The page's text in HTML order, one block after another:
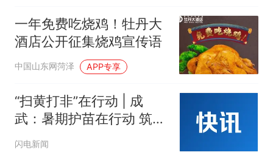
一年免费吃烧鸡！牡丹大
酒店公开征集烧鸡宣传语
中国山东网菏泽 APP专享
“扫黄打非”在行动 | 成
武：暑期护苗在行动 筑牢
未成年人文化防护网
闪电新闻